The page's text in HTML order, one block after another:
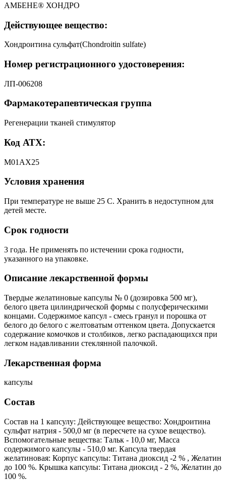
АМБЕНЕ® ХОНДРО
Действующее вещество:
Хондроитина сульфат(Chondroitin sulfate)
Номер регистрационного удостоверения:
ЛП-006208
Фармакотерапевтическая группа
Регенерации тканей стимулятор
Код АТХ:
М01АХ25
Условия хранения
При температуре не выше 25 С. Хранить в недоступном для
детей месте.
Срок годности
3 года. Не применять по истечении срока годности,
указанного на упаковке.
Описание лекарственной формы
Твердые желатиновые капсулы № 0 (дозировка 500 мг),
белого цвета цилиндрической формы с полусферическими
концами. Содержимое капсул - смесь гранул и порошка от
белого до белого с желтоватым оттенком цвета. Допускается
содержание комочков и столбиков, легко распадающихся при
легком надавливании стеклянной палочкой.
Лекарственная форма
капсулы
Состав
Состав на 1 капсулу: Действующее вещество: Хондроитина
сульфат натрия - 500,0 мг (в пересчете на сухое вещество).
Вспомогательные вещества: Тальк - 10,0 мг, Масса
содержимого капсулы - 510,0 мг. Капсула твердая
желатиновая: Корпус капсулы: Титана диоксид -2 % , Желатин
до 100 %. Крышка капсулы: Титана диоксид - 2 %, Желатин до
100 %.